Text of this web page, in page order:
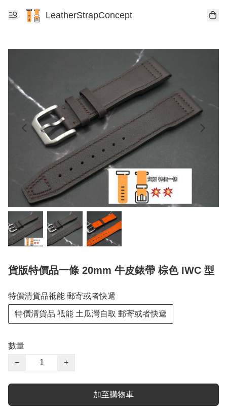
LeatherStrapConcept
貨版特價品一條 20mm 牛皮錶帶 棕色 IWC 型
特價清貨品祗能 郵寄或者快遞
特價清貨品 祗能 土瓜灣自取 郵寄或者快遞
數量
−
+
加至購物車